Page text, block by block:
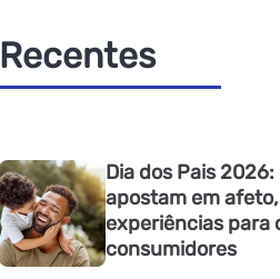
Recentes
Dia dos Pais
apostam em
experiências para
consumidores